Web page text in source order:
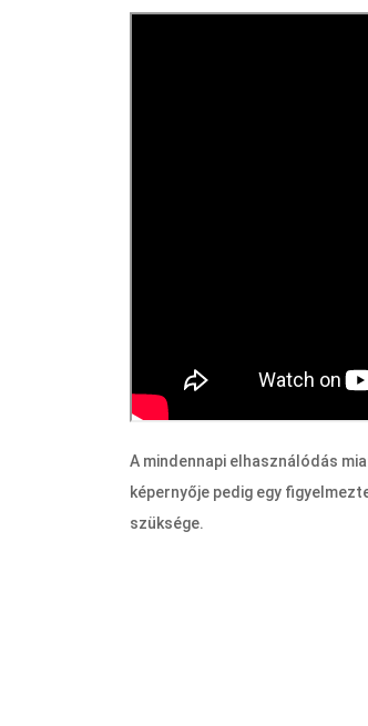
A mindennapi elhasználódás
képernyője pedig egy
szüksége.